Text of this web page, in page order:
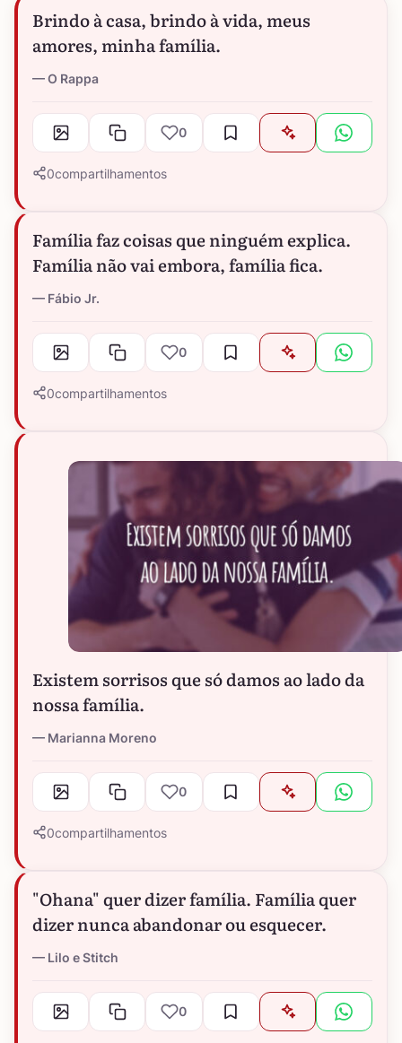
Brindo à casa, brindo à vida, meus
amores, minha família.
O Rappa
0
0compartilhamentos
Família faz coisas que ninguém explica.
Família não vai embora, família fica.
Fábio Jr.
0
0compartilhamentos
Existem sorrisos que só damos ao lado da
nossa família.
Marianna Moreno
0
0compartilhamentos
"Ohana" quer dizer família. Família quer
dizer nunca abandonar ou esquecer.
Lilo e Stitch
0